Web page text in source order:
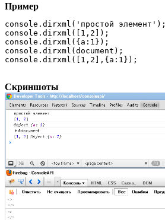
Пример
console.dirxml('простой элемент');
console.dirxml([1,2]);
console.dirxml({a:1});
console.dirxml(document);
console.dirxml([1,2],{a:1});
Скриншоты